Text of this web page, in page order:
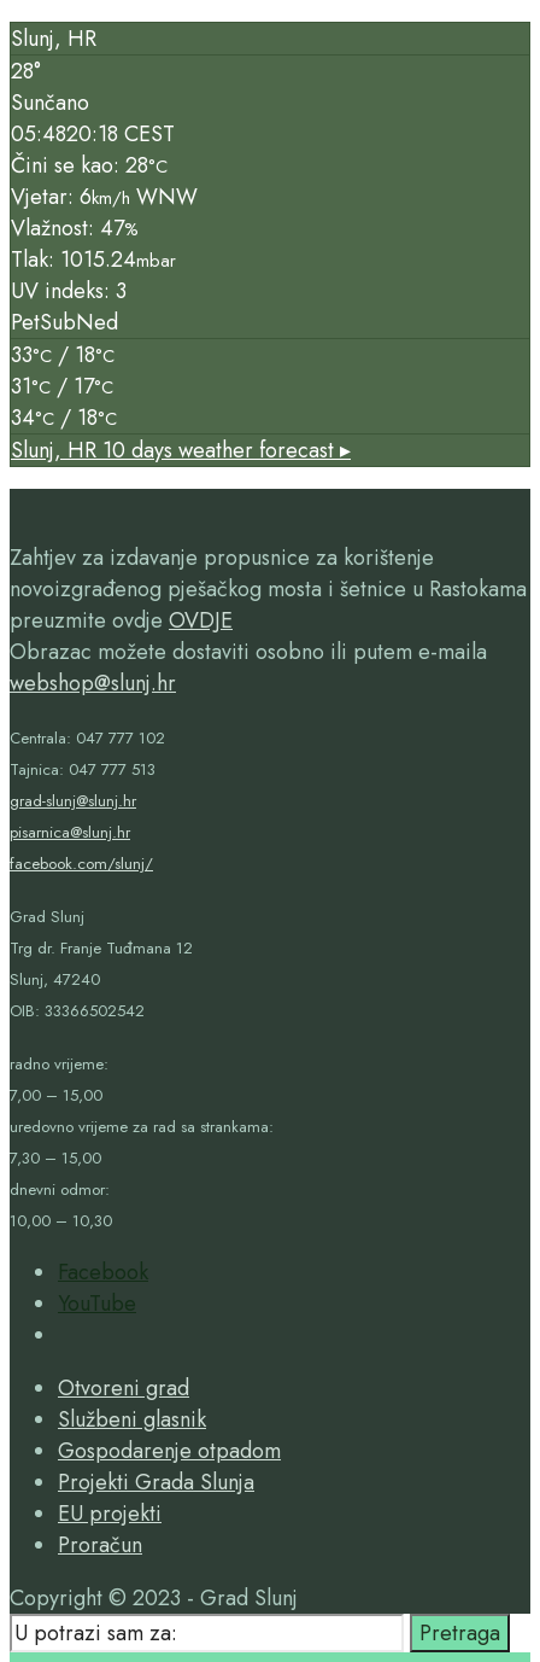
Slunj, HR
28°
Sunčano
05:4820:18 CEST
Čini se kao: 28°C
Vjetar: 6km/h WNW
Vlažnost: 47%
Tlak: 1015.24mbar
UV indeks: 3
PetSubNed
33°C / 18°C
31°C / 17°C
34°C / 18°C
Slunj, HR 10 days weather forecast ▸
Zahtjev za izdavanje propusnice za korištenje
novoizgrađenog pješačkog mosta i šetnice u Rastokama
preuzmite ovdje OVDJE
Obrazac možete dostaviti osobno ili putem e-maila
webshop@slunj.hr
Centrala: 047 777 102
Tajnica: 047 777 513
grad-slunj@slunj.hr
pisarnica@slunj.hr
facebook.com/slunj/
Grad Slunj
Trg dr. Franje Tuđmana 12
Slunj, 47240
OIB: 33366502542
radno vrijeme:
7,00 – 15,00
uredovno vrijeme za rad sa strankama:
7,30 – 15,00
dnevni odmor:
10,00 – 10,30
Facebook
YouTube
Window
Otvoreni grad
Službeni glasnik
Gospodarenje otpadom
Projekti Grada Slunja
EU projekti
Proračun
Copyright © 2023 - Grad Slunj
Search
Pretraga